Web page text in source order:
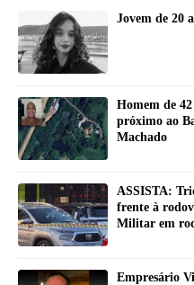
Jovem de 20
Homem de
próximo ao
Machado
ASSISTA:
frente à
Militar em
Empresário